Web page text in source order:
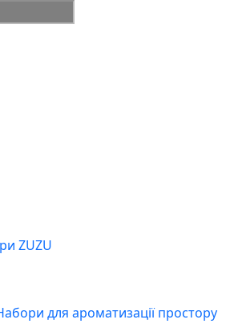
ZUZU
для ароматизації простору